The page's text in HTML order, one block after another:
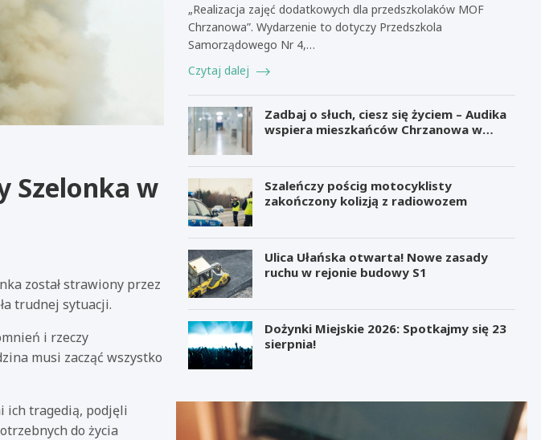
Szelonka w
został strawiony przez
trudnej sytuacji.
i rzeczy
musi zacząć wszystko
ich tragedią, podjęli
do życia
„Realizacja zajęć dodatkowych dla przedszkolaków MOF
Chrzanowa”. Wydarzenie to dotyczy Przedszkola
Samorządowego Nr 4,…
Czytaj dalej
Zadbaj o słuch, ciesz się życiem – Audika
wspiera mieszkańców Chrzanowa w
Szaleńczy pościg motocyklisty
zakończony kolizją z radiowozem
Ulica Ułańska otwarta! Nowe zasady
ruchu w rejonie budowy S1
Dożynki Miejskie 2026: Spotkajmy się 23
sierpnia!